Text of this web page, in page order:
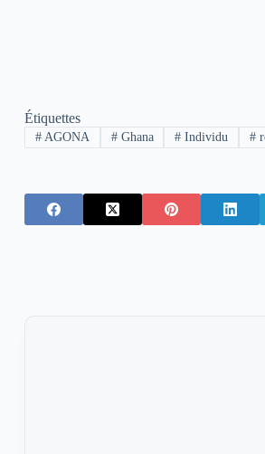
Étiquettes
#AGONA #Ghana # Individu #